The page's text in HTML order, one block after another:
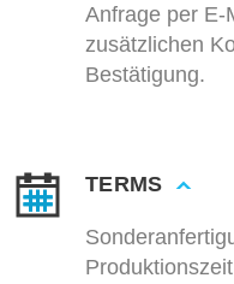
Anfrage per E-
zusätzlichen
Bestätigung.
TERMS